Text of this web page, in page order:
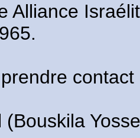
Alliance
(Bouskila